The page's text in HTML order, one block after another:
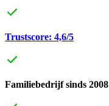
Trustscore: 4,6/5
Familiebedrijf sinds 2008